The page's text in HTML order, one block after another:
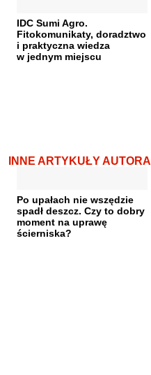
IDC Sumi Agro.
Fitokomunikaty, doradztwo
i praktyczna wiedza
w jednym miejscu
INNE ARTYKUŁY AUTORA
Po upałach nie wszędzie
spadł deszcz. Czy to dobry
moment na uprawę
ścierniska?